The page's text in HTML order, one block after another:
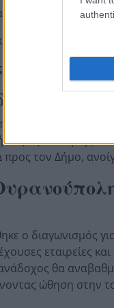
διαγωνισμοί
2.986 τ.μ.,
: οικόπεδο 18.205
σχεδίασε ο
αξιοποίησης.
τον Δήμο,
ο διαγωνισμός
εταιρείες
θα
ώθηση στην